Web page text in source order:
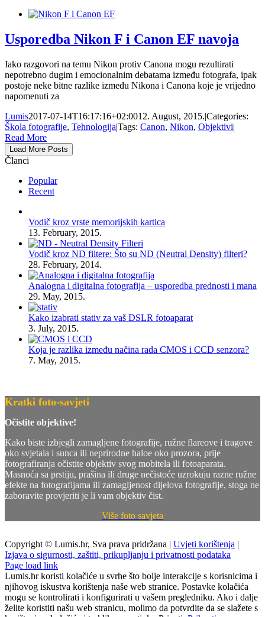
Usporedba Nikon F i Canon EF navoja
Iako razgovori na temu Nikon protiv Canona mogu rezultirati
nepotrebno dugim i emocionalnim debatama između fotografa, ipak
postoje neke bitne razlike između Nikona i Canona koje je vrijedno
napomenuti za
Lumis2017-07-14T16:17:16+02:0012. August, 2015.|Categories:
Škola fotografije, Tehnologija|Tags: Canon, Nikon, Objektivi|
Read More
Load More Posts
Članci
Popular
Recent
Vodič kroz vrste memorijskih kartica
13. February, 2015.
Vodič kroz ND filtere: Što su ND (Neutral Density) filteri?
28. February, 2014.
Analogna i digitalna fotografija – usporedba prednosti i mana
29. May, 2015.
Kako izabrati stativ za vaš DSLR fotoaparat
3. July, 2015.
Koja je razlika između načina rada CMOS i CCD senzora?
7. May, 2015.
Kratki foto-savjeti
Očistite objektive!
Kako biste izbjegli zamagljene fotografije, ružne flareove i tragove
oko svjetala i sunca ili neprirodne haloe oko prozora, prije
fotografiranja očistite objektiv svog mobitela ili fotoaparata.
Masnoća sa prstiju, prašina ili druge nečistoće uzrokuju razne ružne
efekte na fotografijama ili zamagljenost dijelova fotografije, stoga ne
zaboravite provjeriti je li vam objektiv čist.
Više foto savjeta
Copyright © Lumis.hr, Sva prava pridržana | Uvjeti korištenja |
Izjava o sigurnosti, zaštiti, prikupljanju i privatnosti podataka
Page load link
Lumis.hr koristi kolačiće u svrhe što bolje interakcije s korisnicima i
njihovog iskustva korištenja naše web stranice. Postavke kolačića
mogu se kontrolirati i konfigurirati u vašem pregledniku. Ako i dalje
želite koristiti našu web stranicu, molimo da potvrdite da se slažete s